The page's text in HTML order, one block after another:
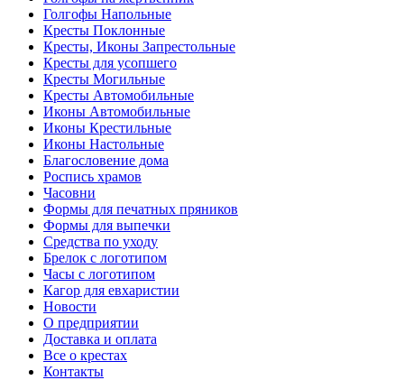
Голгофы Напольные
Кресты Поклонные
Кресты, Иконы Запрестольные
Кресты для усопшего
Кресты Могильные
Кресты Автомобильные
Иконы Автомобильные
Иконы Крестильные
Иконы Настольные
Благословение дома
Роспись храмов
Часовни
Формы для печатных пряников
Формы для выпечки
Средства по уходу
Брелок с логотипом
Часы с логотипом
Кагор для евхаристии
Новости
О предприятии
Доставка и оплата
Все о крестах
Контакты